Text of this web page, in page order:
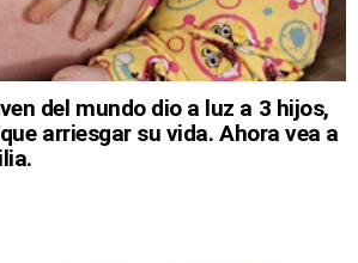
del mundo dio a luz a 3 hijos,
arriesgar su vida. Ahora vea a